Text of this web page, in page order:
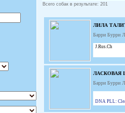
Всего собак в результате: 201
ЛИЛА
Барри Бурри
J.Rus.Ch
ЛАСКОВАЯ
Барри Бурри
DNA PLL: